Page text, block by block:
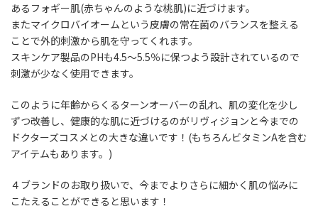
ある フォギー肌(赤ちゃんのような桃肌)に近づけます。
またマイクロバイオームという皮膚の常在菌のバランスを整える
ことで外的刺激から肌を守ってくれます。
スキンケア製品のPHも4.5～5.5％に保つよう設計されているので
刺激が少なく使用できます。
このように年齢からくるターンオーバーの乱れ、肌の変化を少し
ずつ改善し、健康的な肌に近づけるのがリヴィジョンと今までの
ドクターズコスメとの大きな違いです！(もちろんビタミンAを含む
アイテムもあります。)
４ブランドのお取り扱いで、今までよりさらに細かく肌の悩みに
こたえることができると思います！